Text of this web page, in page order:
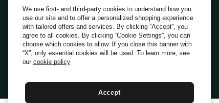
Everli News
Domande frequenti
Lavora con noi
Diventa Shopper
Investitori
PrivacyCookiePreferenze Cookie
Termini e CondizioniCodice Etico
Indirizzo PEC: everli@pec.it - indirizzo DPO: dpo@everli.com
Italiano
We use first- and third-party cookies to understand how you
use our site and to offer a personalized shopping experience
with tailored offers and services. By clicking “Accept”, you
agree to all cookies. By clicking “Cookie Settings”, you can
choose which cookies to allow. If you close this banner with
“X”, only essential cookies will be used. To learn more, see
our cookie policy
Accept